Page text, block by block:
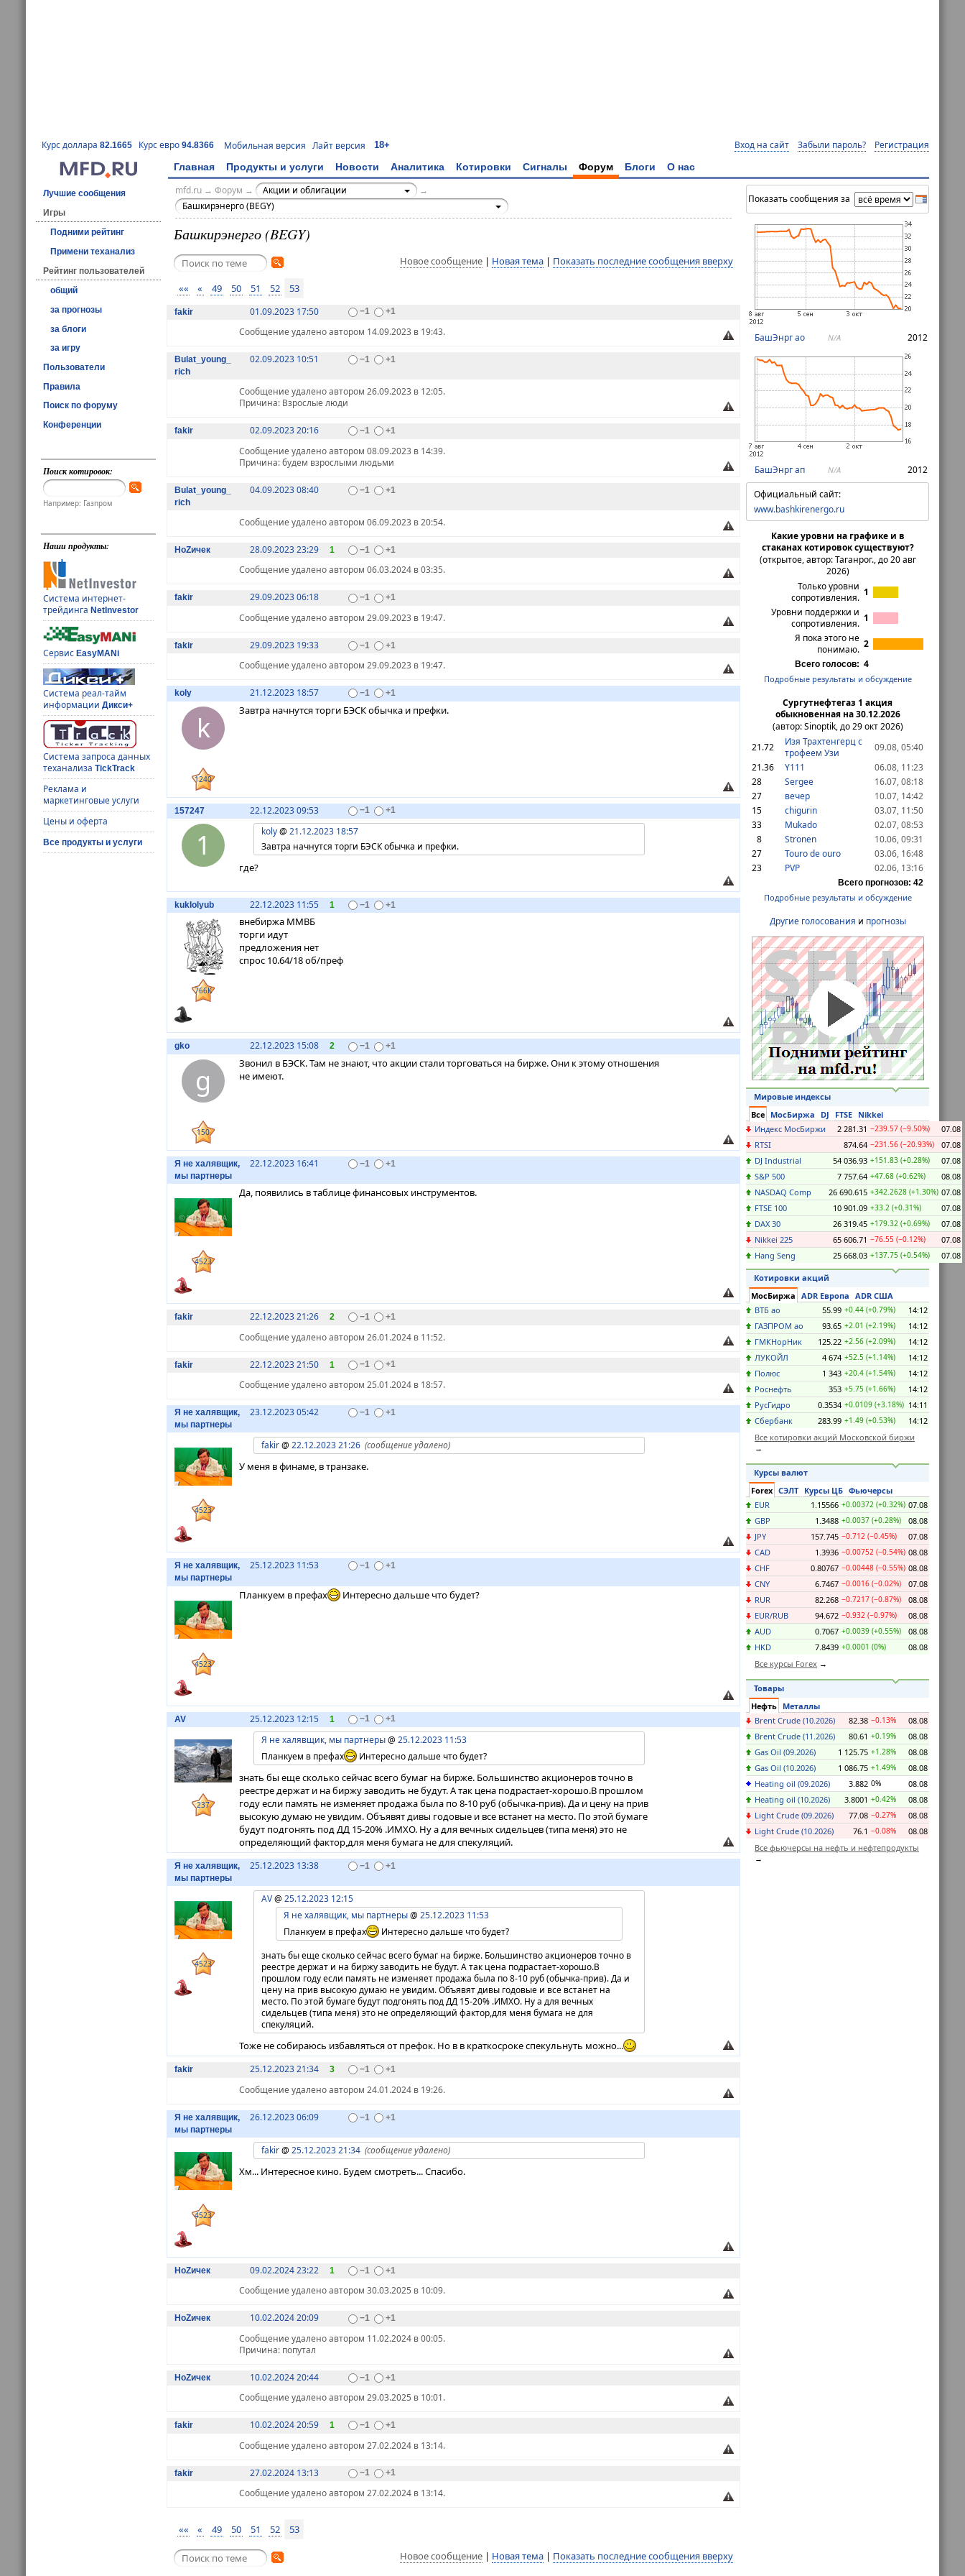
Курс доллара 82.1665 Курс евро 94.8366 Мобильная версия Лайт версия 18+ Вход на сайт Забыли пароль? Регистрация
Главная Продукты и услуги Новости Аналитика Котировки Сигналы Форум Блоги О нас
Лучшие сообщения
Игры
Подними рейтинг
Примени теханализ
Рейтинг пользователей
общий
за прогнозы
за блоги
за игру
Пользователи
Правила
Поиск по форуму
Конференции
Поиск котировок:
Например: Газпром
Наши продукты:
Система интернет-
трейдингаNetInvestor
СервисEasyMANi
Система реал-тайм
информацииДикси+
Система запроса данных
теханализаTickTrack
Реклама и
маркетинговые услуги
Цены и оферта
Все продукты и услуги
mfd.ru→ Форум → Акции и облигации
→
Башкирэнерго (BEGY)
Башкирэнерго (BEGY)
Новое сообщение| Новая тема| Показать последние сообщения вверху
«« « 49 50 51 52 53
fakir 01.09.2023 17:50 −1 +1
Сообщение удалено автором 14.09.2023 в 19:43.
Bulat_young_
rich
02.09.2023 10:51 −1 +1
Сообщение удалено автором 26.09.2023 в 12:05.
Причина: Взрослые люди
fakir 02.09.2023 20:16 −1 +1
Сообщение удалено автором 08.09.2023 в 14:39.
Причина: будем взрослыми людьми
Bulat_young_
rich
04.09.2023 08:40 −1 +1
Сообщение удалено автором 06.09.2023 в 20:54.
НоZичек 28.09.2023 23:29 1 −1 +1
Сообщение удалено автором 06.03.2024 в 03:35.
fakir 29.09.2023 06:18 −1 +1
Сообщение удалено автором 29.09.2023 в 19:47.
fakir 29.09.2023 19:33 −1 +1
Сообщение удалено автором 29.09.2023 в 19:47.
koly 21.12.2023 18:57 −1 +1
k
1240
Завтра начнутся торги БЭСК обычка и префки.
157247 22.12.2023 09:53 −1 +1
1 koly@ 21.12.2023 18:57
Завтра начнутся торги БЭСК обычка и префки.
где?
kuklolyub 22.12.2023 11:55 1 −1 +1
766K
внебиржа ММВБ
торги идут
предложения нет
спрос 10.64/18 об/преф
gko 22.12.2023 15:08 2 −1 +1
g
150
Звонил в БЭСК. Там не знают, что акции стали торговаться на бирже. Они к этому отношения
не имеют.
Я не халявщик,
мы партнеры
22.12.2023 16:41 −1 +1
4523
Да, появились в таблице финансовых инструментов.
fakir 22.12.2023 21:26 2 −1 +1
Сообщение удалено автором 26.01.2024 в 11:52.
fakir 22.12.2023 21:50 1 −1 +1
Сообщение удалено автором 25.01.2024 в 18:57.
Я не халявщик,
мы партнеры
23.12.2023 05:42 −1 +1
4523
fakir@ 22.12.2023 21:26 (сообщение удалено)
У меня в финаме, в транзаке.
Я не халявщик,
мы партнеры
25.12.2023 11:53 −1 +1
4523
Планкуем в префах Интересно дальше что будет?
AV 25.12.2023 12:15 1 −1 +1
237
Я не халявщик, мы партнеры@ 25.12.2023 11:53
Планкуем в префах
Интересно дальше что будет?
знать бы еще сколько сейчас всего бумаг на бирже. Большинство акционеров точно в
реестре держат и на биржу заводить не будут. А так цена подрастает-хорошо.В прошлом
году если память не изменяет продажа была по 8-10 руб (обычка-прив). Да и цену на прив
высокую думаю не увидим. Объявят дивы годовые и все встанет на место. По этой бумаге
будут подгонять под ДД 15-20% .ИМХО. Ну а для вечных сидельцев (типа меня) это не
определяющий фактор,для меня бумага не для спекуляций.
Я не халявщик,
мы партнеры
25.12.2023 13:38 −1 +1
4523
AV@ 25.12.2023 12:15
Я не халявщик, мы партнеры@ 25.12.2023 11:53
Планкуем в префах
Интересно дальше что будет?
знать бы еще сколько сейчас всего бумаг на бирже. Большинство акционеров точно в
реестре держат и на биржу заводить не будут. А так цена подрастает-хорошо.В
прошлом году если память не изменяет продажа была по 8-10 руб (обычка-прив). Да и
цену на прив высокую думаю не увидим. Объявят дивы годовые и все встанет на
место. По этой бумаге будут подгонять под ДД 15-20% .ИМХО. Ну а для вечных
сидельцев (типа меня) это не определяющий фактор,для меня бумага не для
спекуляций.
Тоже не собираюсь избавляться от префок. Но в в краткосроке спекульнуть можно...
fakir 25.12.2023 21:34 3 −1 +1
Сообщение удалено автором 24.01.2024 в 19:26.
Я не халявщик,
мы партнеры
26.12.2023 06:09 −1 +1
4523
fakir@ 25.12.2023 21:34 (сообщение удалено)
Хм... Интересное кино. Будем смотреть... Спасибо.
НоZичек 09.02.2024 23:22 1 −1 +1
Сообщение удалено автором 30.03.2025 в 10:09.
НоZичек 10.02.2024 20:09 −1 +1
Сообщение удалено автором 11.02.2024 в 00:05.
Причина: попутал
НоZичек 10.02.2024 20:44 −1 +1
Сообщение удалено автором 29.03.2025 в 10:01.
fakir 10.02.2024 20:59 1 −1 +1
Сообщение удалено автором 27.02.2024 в 13:14.
fakir 27.02.2024 13:13 −1 +1
Сообщение удалено автором 27.02.2024 в 13:14.
«« « 49 50 51 52 53
Новое сообщение| Новая тема| Показать последние сообщения вверху
Показать сообщения за
БашЭнрг ао N/A 2012
БашЭнрг ап N/A
2012
Официальный сайт:
www.bashkirenergo.ru
Какие уровни на графике и в
стаканах котировок существуют?
(открытое, автор: Таганрог., до 20 авг
2026)
Только уровни
сопротивления. 1
Уровни поддержки и
сопротивления. 1
Я пока этого не
понимаю. 2
Всего голосов: 4
Подробные результаты и обсуждение
Сургутнефтегаз 1 акция
обыкновенная на 30.12.2026
(автор: Sinoptik, до 29 окт 2026)
21.72
Изя Трахтенгерц с
трофеем Узи
09.08, 05:40
21.36 Y111
06.08, 11:23
28
Sergee
16.07, 08:18
27
вечер
10.07, 14:42
15
chigurin
03.07, 11:50
33
Mukado
02.07, 08:53
8
Stronen
10.06, 09:31
27
Touro de ouro
03.06, 16:48
23
PVP 02.06, 13:16
Всего прогнозов: 42
Подробные результаты и обсуждение
Другие голосования и прогнозы
Мировые индексы
Все МосБиржа DJ FTSE Nikkei
Индекс МосБиржи
2 281.31 −239.57 (−9.50%)
07.08
RTSI
874.64 −231.56 (−20.93%)
07.08
DJ Industrial
54 036.93 +151.83 (+0.28%)
07.08
S&P 500
7 757.64 +47.68 (+0.62%)
08.08
NASDAQ Comp
26 690.615 +342.2628 (+1.30%) 07.08
FTSE 100
10 901.09 +33.2 (+0.31%)
07.08
DAX 30
26 319.45 +179.32 (+0.69%)
07.08
Nikkei 225
65 606.71 −76.55 (−0.12%)
07.08
Hang Seng
25 668.03 +137.75 (+0.54%) 07.08
Котировки акций
МосБиржа ADR Европа ADR США
ВТБ ао
55.99 +0.44 (+0.79%)
14:12
ГАЗПРОМ ао
93.65 +2.01 (+2.19%)
14:12
ГМКНорНик
125.22 +2.56 (+2.09%)
14:12
ЛУКОЙЛ
4 674 +52.5 (+1.14%)
14:12
Полюс
1 343 +20.4 (+1.54%)
14:12
Роснефть
353 +5.75 (+1.66%)
14:12
РусГидро
0.3534 +0.0109 (+3.18%) 14:11
Сбербанк
283.99 +1.49 (+0.53%)
14:12
Все котировки акций Московской биржи
Курсы валют
Forex СЭЛТ Курсы ЦБ Фьючерсы
EUR
1.15566 +0.00372 (+0.32%) 07.08
GBP
1.3488 +0.0037 (+0.28%)
08.08
JPY
157.745 −0.712 (−0.45%)
07.08
CAD
1.3936 −0.00752 (−0.54%) 08.08
CHF
0.80767 −0.00448 (−0.55%) 08.08
CNY
6.7467 −0.0016 (−0.02%)
07.08
RUR
82.268 −0.7217 (−0.87%)
08.08
EUR/RUB
94.672 −0.932 (−0.97%)
08.08
AUD
0.7067 +0.0039 (+0.55%)
08.08
HKD
7.8439 +0.0001 (0%)
08.08
Все курсы Forex
Товары
Нефть Металлы
Brent Crude (10.2026)
82.38 −0.13%
08.08
Brent Crude (11.2026)
80.61 +0.19%
08.08
Gas Oil (09.2026)
1 125.75 +1.28%
08.08
Gas Oil (10.2026)
1 086.75 +1.49%
08.08
Heating oil (09.2026)
3.882 0%
08.08
Heating oil (10.2026)
3.8001 +0.42%
08.08
Light Crude (09.2026)
77.08 −0.27%
08.08
Light Crude (10.2026)
76.1 −0.08%
08.08
Все фьючерсы на нефть и нефтепродукты